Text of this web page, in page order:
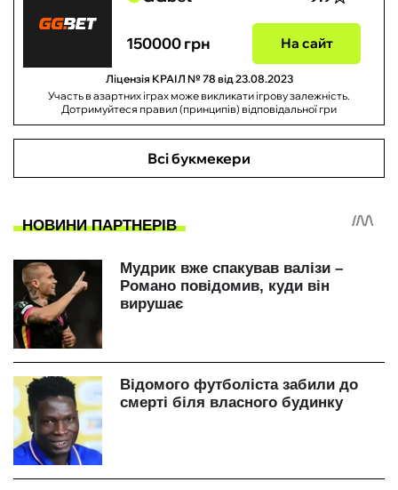
150000 грн На сайт
Ліцензія КРАІЛ № 78 від 23.08.2023
Участь в азартних іграх може викликати ігрову залежність.
Дотримуйтеся правил (принципів) відповідальної гри
Всі букмекери